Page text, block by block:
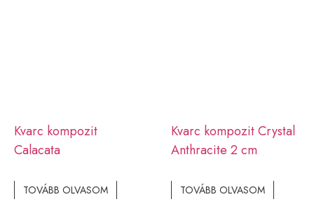
Kvarc kompozit
Calacata
TOVÁBB OLVASOM
Kvarc kompozit Crystal
Anthracite 2 cm
TOVÁBB OLVASOM